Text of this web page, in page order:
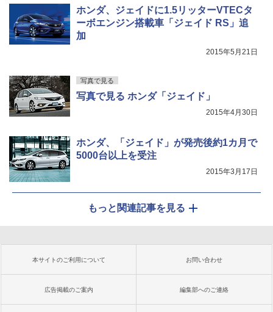
ホンダ、ジェイドに1.5リッターVTECタ
ーボエンジン搭載車「ジェイド RS」追
加
2015年5月21日
写真で見る
写真で見る ホンダ「ジェイド」
2015年4月30日
ホンダ、「ジェイド」が発売後約1カ月で
5000台以上を受注
2015年3月17日
もっと関連記事を見る
本サイトのご利用について お問い合わせ
広告掲載のご案内 編集部へのご連絡